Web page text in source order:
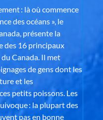
: là où commence
des océans », le
présente la
des 16 principaux
Canada. Il met
de gens dont les
et les
petits poissons. Les
: la plupart des
pas en bonne